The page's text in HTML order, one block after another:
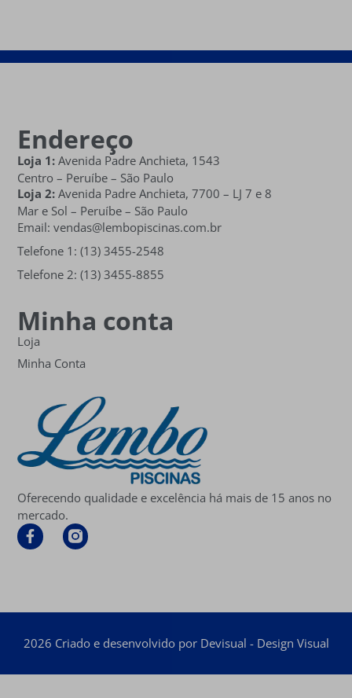
Oferecendo qualidade e excelência há mais de 15 anos no
mercado.
Minha conta
Loja
Minha Conta
Endereço
Loja 1: Avenida Padre Anchieta, 1543
Centro – Peruíbe – São Paulo
Loja 2: Avenida Padre Anchieta,7700 – LJ 7 e 8
Mar e Sol – Peruíbe – São Paulo
Email: vendas@lembopiscinas.com.br
Telefone 1: (13) 3455-2548
Telefone 2: (13) 3455-8855
2026 Criado e desenvolvido por Devisual - Design Visual